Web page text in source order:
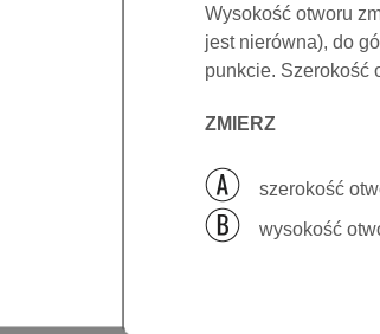
Wysokość otworu
jest nierówna), do
punkcie. Szerokość
ZMIERZ
szerokość
wysokość